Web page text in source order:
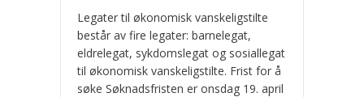
Legater til økonomisk vanskeligstilte
består av fire legater: barnelegat,
eldrelegat, sykdomslegat og sosiallegat
til økonomisk vanskeligstilte. Frist for å
søke Søknadsfristen er onsdag 19. april